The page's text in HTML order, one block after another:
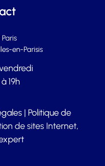
en-Parisis
19h
| Politique de
de sites Internet,